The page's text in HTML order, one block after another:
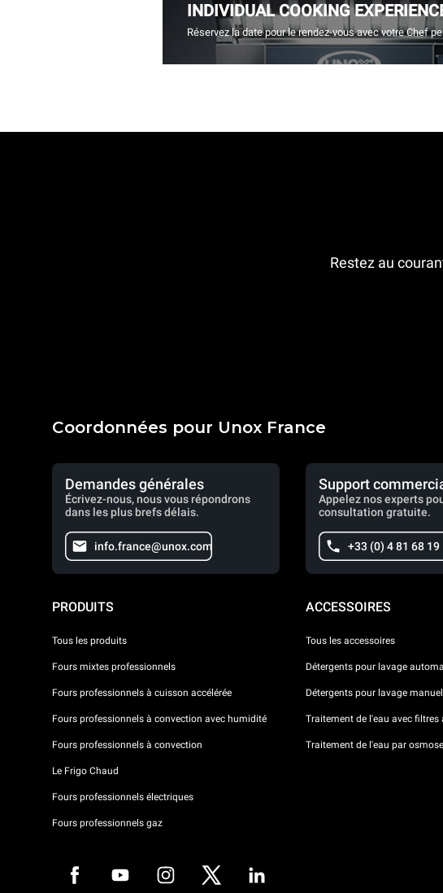
INDIVIDUAL COOKING
Réservez la date pour le rendez-vous avec votre Chef
Restez au
Coordonnées pour Unox France
Demandes générales
Écrivez-nous, nous vous répondrons
dans les plus brefs délais.
info.france@unox.com
Support
Appelez nos experts
consultation gratuite.
+33 (0) 4 81 68 19
PRODUITS
Tous les produits
Fours mixtes professionnels
Fours professionnels à cuisson accélérée
Fours professionnels à convection avec humidité
Fours professionnels à convection
Le Frigo Chaud
Fours professionnels électriques
Fours professionnels gaz
ACCESSOIRES
Tous les accessoires
Détergents pour lavage
Détergents pour lavage manuel
Traitement de l'eau avec filtres
Traitement de l'eau par